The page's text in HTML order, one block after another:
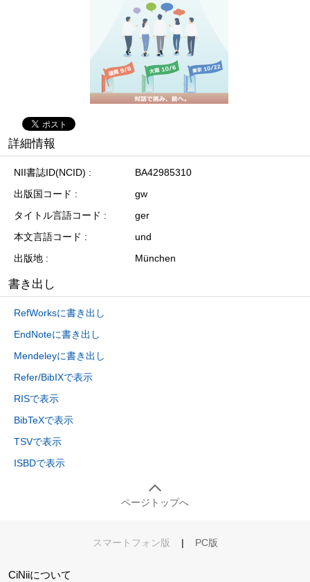
詳細情報
NII書誌ID(NCID)
BA42985310
出版国コード
gw
タイトル言語コード
ger
本文言語コード
und
出版地
München
書き出し
RefWorksに書き出し
EndNoteに書き出し
Mendeleyに書き出し
Refer/BibIXで表示
RISで表示
BibTeXで表示
TSVで表示
ISBDで表示
ページトップへ
スマートフォン版 | PC版
CiNiiについて